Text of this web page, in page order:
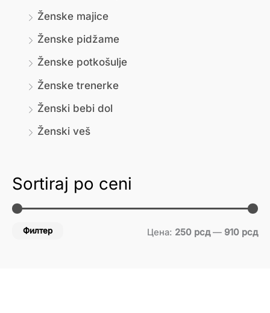
Ženske majice
Ženske pidžame
Ženske potkošulje
Ženske trenerke
Ženski bebi dol
Ženski veš
Sortiraj po ceni
Филтер Цена: 250 рсд— 910 рсд